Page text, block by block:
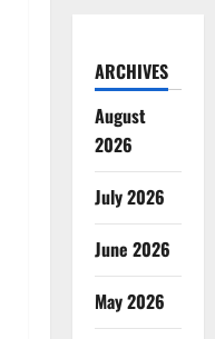
ARCHIVES
August
2026
July 2026
June 2026
May 2026